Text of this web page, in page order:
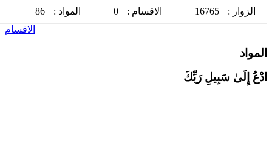
الزوار : 16765 الاقسام : المواد :
86
الاقسام
إِلَىٰ سَبِيلِ رَبِّكَ